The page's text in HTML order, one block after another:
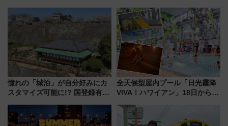
説【JR東日本】
ルーズ
憧れの「城泊」が自分好みにカ
スタマイズ可能に!? 国登録有形
にオーダーメイド型の宿泊プラ
ンが誕生！
全天候型屋内プール「日光霧降
VIVA！ハワイアン」18日から営
ァミリーから大人まで幅広い世
代が一日中楽しる夏のリゾート